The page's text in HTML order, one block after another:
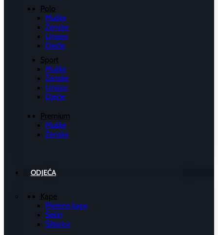
Polo
Muške
Ženske
Unisex
Dječje
Sport
Muške
Ženske
Unisex
Dječje
Premium
Muške
Ženske
ODJEĆA
Kape
Pletene kape
Šeširi
Šilterice